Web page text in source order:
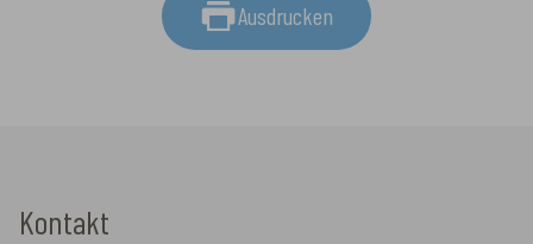
Ausdrucken
Kontakt